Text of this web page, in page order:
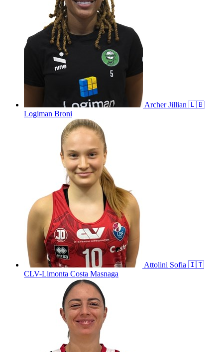
ArcherJillian 🇱🇧
Logiman Broni
Attolini Sofia 🇮🇹
CLV-Limonta Costa Masnaga